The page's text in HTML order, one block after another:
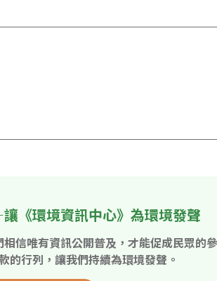
《環境資訊中心》為環境發聲
相信唯有資訊公開普及，才能促成民眾的
的行列，讓我們持續為環境發聲。